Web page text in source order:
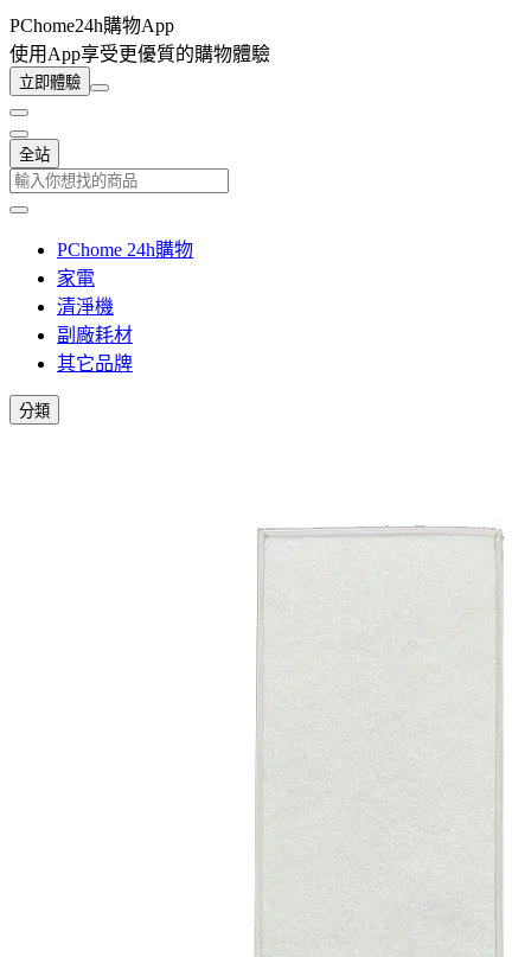
PChome24h購物App
使用App享受更優質的購物體驗
立即體驗
全站
PChome 24h購物
家電
清淨機
副廠耗材
其它品牌
分類